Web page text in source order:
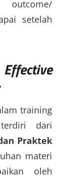
setelah
training
dari
Praktek
materi
oleh